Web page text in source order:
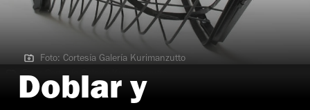
Foto: Cortesía Galería Kurimanzutto
Foto: Cortesía Galería Kurimanzutto
Doblar y